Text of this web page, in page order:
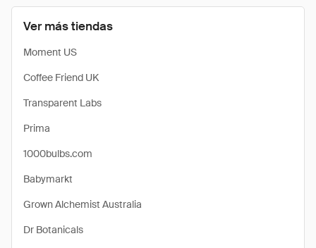
Ver más tiendas
Moment US
Coffee Friend UK
Transparent Labs
Prima
1000bulbs.com
Babymarkt
Grown Alchemist Australia
Dr Botanicals